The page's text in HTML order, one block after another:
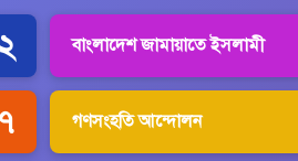
বাংলাদেশ জামায়াতে ইসলামী
৭ গণসংহতি আন্দোলন